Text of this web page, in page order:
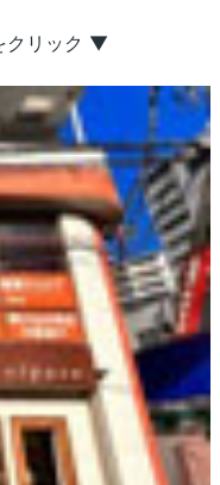
クリック ▼